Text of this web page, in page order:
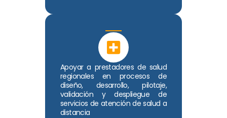
Apoyar a prestadores de salud
regionales en procesos de
diseño, desarrollo, pilotaje,
validación y despliegue de
servicios de atención de salud a
distancia